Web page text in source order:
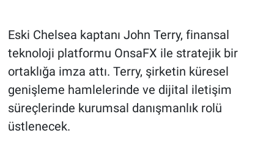
Eski Chelsea kaptanı John Terry, finansal
teknoloji platformu OnsaFX ile stratejik bir
ortaklığa imza attı. Terry, şirketin küresel
genişleme hamlelerinde ve dijital iletişim
süreçlerinde kurumsal danışmanlık rolü
üstlenecek.